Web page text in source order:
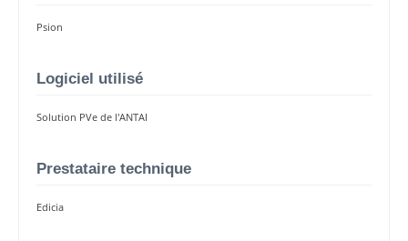
Psion
Logiciel utilisé
Solution PVe de l'ANTAI
Prestataire technique
Edicia